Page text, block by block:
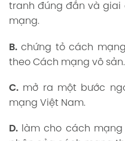
tranh đúng đắn và
mạng.
B.chứng tỏ cách
theo Cách mạng vô sản.
C. mở ra một bước
mạng Việt Nam.
D. làm cho cách